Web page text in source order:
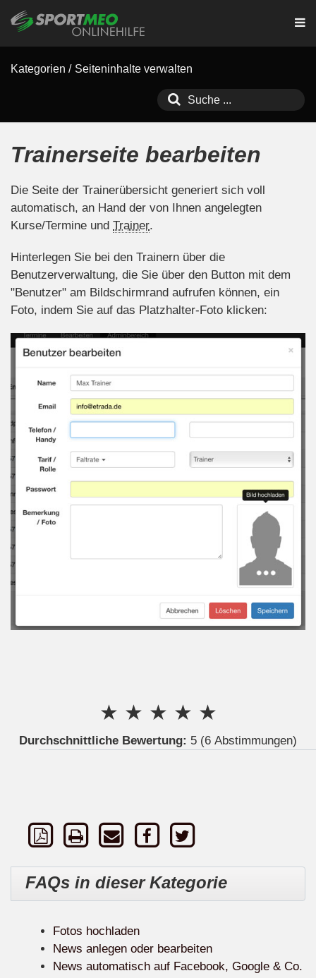
Kategorien / Seiteninhalte verwalten
Trainerseite bearbeiten
Die Seite der Trainerübersicht generiert sich voll
automatisch, an Hand der von Ihnen angelegten
Kurse/Termine und Trainer.
Hinterlegen Sie bei den Trainern über die
Benutzerverwaltung, die Sie über den Button mit dem
"Benutzer" am Bildschirmrand aufrufen können, ein
Foto, indem Sie auf das Platzhalter-Foto klicken:
★
★
★
★
★
Durchschnittliche Bewertung: 5 (6 Abstimmungen)
FAQs in dieser Kategorie
Fotos hochladen
News anlegen oder bearbeiten
News automatisch auf Facebook, Google & Co.